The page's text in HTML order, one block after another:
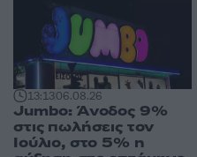
13:1306.08.26
Jumbo: Άνοδος 9%
στις πωλήσεις τον
Ιούλιο, στο 5% η